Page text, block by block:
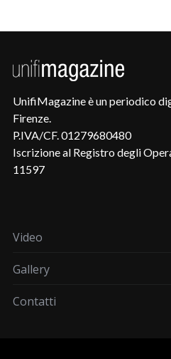
UnifiMagazine è un periodico
Firenze.
P.IVA/CF. 01279680480
Iscrizione al Registro degli
11597
Video
Gallery
Contatti